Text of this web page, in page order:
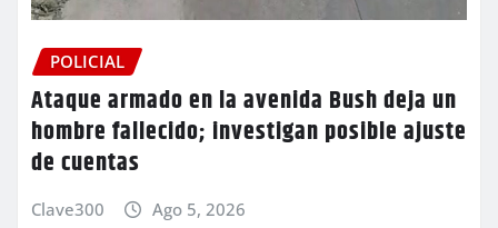
POLICIAL
Ataque armado en la avenida Bush deja un
hombre fallecido; investigan posible ajuste
de cuentas
Clave300 Ago 5, 2026